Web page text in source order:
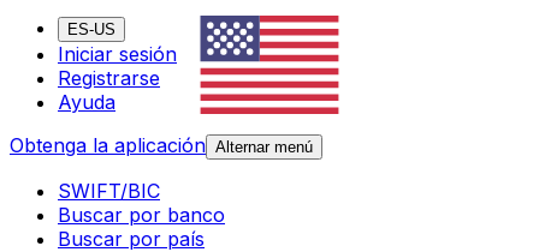
ES-US
Iniciar sesión
Registrarse
Ayuda
Obtenga la aplicación Alternar menú
SWIFT/BIC
Buscar por banco
Buscar por país